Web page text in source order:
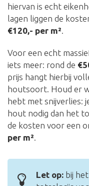
hiervan is echt
lagen liggen de
€120,- per m².
Voor een echt
iets meer: rond de
prijs hangt hierbij
houtsoort. Houd er
hebt met snijverlies:
hout nodig dan het
de kosten voor een
per m².
Let op: bij